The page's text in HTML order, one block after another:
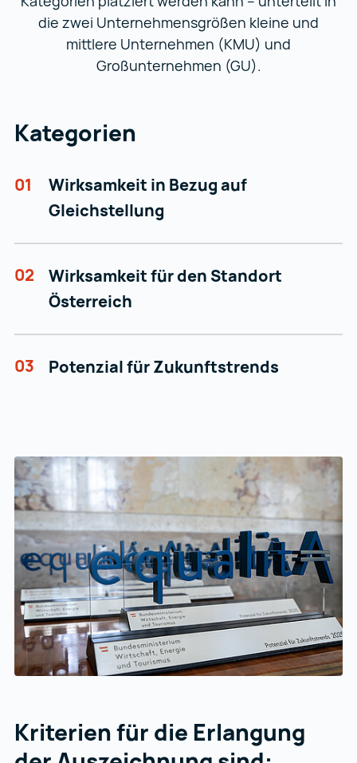
die zwei Unternehmensgrößen kleine und
mittlere Unternehmen (KMU) und
Großunternehmen (GU).
Kategorien
01
Wirksamkeit in Bezug auf
Gleichstellung
02
Wirksamkeit für den Standort
Österreich
03 Potenzial für Zukunftstrends
Kriterien für die Erlangung